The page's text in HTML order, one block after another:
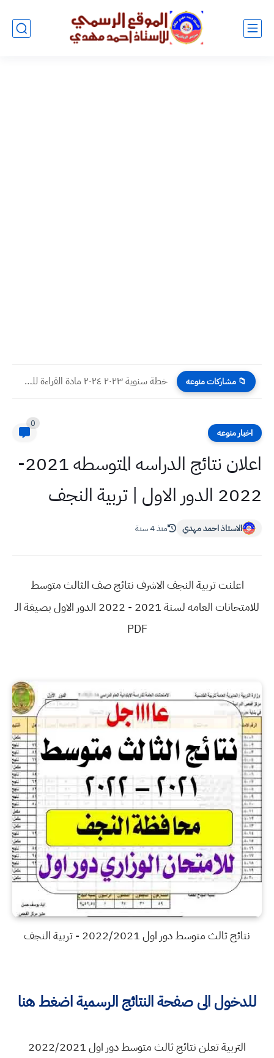
📁 مشاركات منوعه خطة سنوية ٢٠٢٣ ٢٠٢٤ مادة القراءة للصف الرابع الابتدائي
اخبار منوعه
0
اعلان نتائج الدراسه المتوسطه 2021-
2022 الدور الاول | تربية النجف
الاستاذ احمد مهدي منذ 4 سنة
اعلنت تربية النجف الاشرف نتائج صف الثالث متوسط
للامتحانات العامه لسنة 2021 - 2022 الدور الاول بصيغة الـ
PDF
نتائج ثالث متوسط دور اول 2022/2021 - تربية النجف
للدخول الى صفحة النتائج الرسمية اضغط هنا
التربية تعلن نتائج ثالث متوسط دور اول 2022/2021